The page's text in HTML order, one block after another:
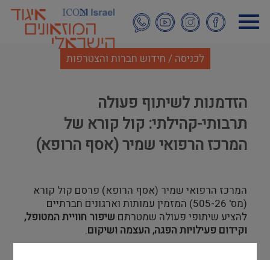
לתוכן
העיקרי
לכניסה / חידוש חברות והצטרפות
הזדמנות לשיתוף פעולה
תרבותי-קהילתי: קול קורא של
המרכז הרפואי שמיר (אסף הרופא)
המרכז הרפואי שמיר (אסף הרופא) פרסם קול קורא
(מס' 505-26) המזמין עמותות וארגונים חברתיים
להציע שיתופי פעולה שמטרתם שיפור חוויית המטופל,
וקידום פעילויות הפגה, העצמה ושיקום.